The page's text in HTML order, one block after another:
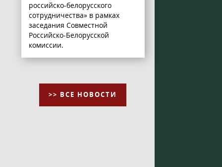
российско-белорусского
сотрудничества» в рамках
заседания Совместной
Российско-Белорусской
комиссии.
>> ВСЕ НОВОСТИ